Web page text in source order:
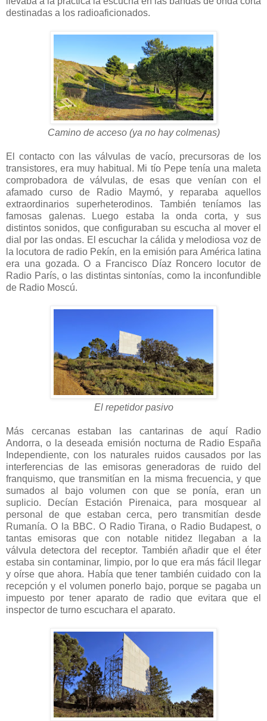
destinadas a los radioaficionados.
Camino de acceso (ya no hay colmenas)
El contacto con las válvulas de vacío, precursoras de los
transistores, era muy habitual. Mi tío Pepe tenía una maleta
comprobadora de válvulas, de esas que venían con el
afamado curso de Radio Maymó, y reparaba aquellos
extraordinarios superheterodinos. También teníamos las
famosas galenas. Luego estaba la onda corta, y sus
distintos sonidos, que configuraban su escucha al mover el
dial por las ondas. El escuchar la cálida y melodiosa voz de
la locutora de radio Pekín, en la emisión para América latina
era una gozada. O a Francisco Díaz Roncero locutor de
Radio París, o las distintas sintonías, como la inconfundible
de Radio Moscú.
El repetidor pasivo
Más cercanas estaban las cantarinas de aquí Radio
Andorra, o la deseada emisión nocturna de Radio España
Independiente, con los naturales ruidos causados por las
interferencias de las emisoras generadoras de ruido del
franquismo, que transmitían en la misma frecuencia, y que
sumados al bajo volumen con que se ponía, eran un
suplicio. Decían Estación Pirenaica, para mosquear al
personal de que estaban cerca, pero transmitían desde
Rumanía. O la BBC. O Radio Tirana, o Radio Budapest, o
tantas emisoras que con notable nitidez llegaban a la
válvula detectora del receptor. También añadir que el éter
estaba sin contaminar, limpio, por lo que era más fácil llegar
y oírse que ahora. Había que tener también cuidado con la
recepción y el volumen ponerlo bajo, porque se pagaba un
impuesto por tener aparato de radio que evitara que el
inspector de turno escuchara el aparato.